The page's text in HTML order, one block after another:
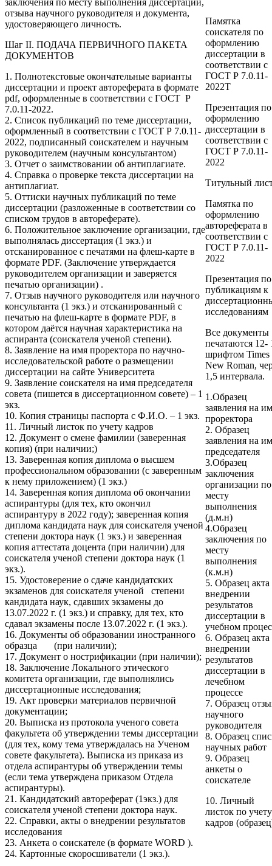
заключения по месту выполнения диссертации,
отзыва научного руководителя и документа,
удостоверяющего личность.
Шаг II. ПОДАЧА ПЕРВИЧНОГО ПАКЕТА
ДОКУМЕНТОВ
1. Полнотекстовые окончательные варианты
диссертации и проект автореферата в формате
pdf, оформленные в соответствии с ГОСТ Р
7.0.11-2022.
2. Список публикаций по теме диссертации,
оформленный в соответствии с ГОСТ Р 7.0.11-
2022, подписанный соискателем и научным
руководителем (научным консультантом)
3. Отчет о заимствовании об антиплагиате.
4. Справка о проверке текста диссертации на
антиплагиат.
5. Оттиски научных публикаций по теме
диссертации (разложенные в соответствии со
списком трудов в автореферате).
6. Положительное заключение организации, где
выполнялась диссертация (1 экз.) и
отсканированное с печатями на флеш-карте в
формате PDF. (Заключение утверждается
руководителем организации и заверяется
печатью организации) .
7. Отзыв научного руководителя или научного
консультанта (1 экз.) и отсканированный с
печатью на флеш-карте в формате PDF, в
котором даётся научная характеристика на
аспиранта (соискателя ученой степени).
8. Заявление на имя проректора по научно-
исследовательской работе о размещении
диссертации на сайте Университета
9. Заявление соискателя на имя председателя
совета (пишется в диссертационном совете) – 1
экз.
10. Копия страницы паспорта с Ф.И.О. – 1 экз.
11. Личный листок по учету кадров
12. Документ о смене фамилии (заверенная
копия) (при наличии;)
13. Заверенная копия диплома о высшем
профессиональном образовании (с заверенным
к нему приложением) (1 экз.)
14. Заверенная копия диплома об окончании
аспирантуры (для тех, кто окончил
аспирантуру в 2022 году); заверенная копия
диплома кандидата наук для соискателя ученой
степени доктора наук (1 экз.) и заверенная
копия аттестата доцента (при наличии) для
соискателя ученой степени доктора наук (1
экз.).
15. Удостоверение о сдаче кандидатских
экзаменов для соискателя ученой степени
кандидата наук, сдавших экзамены до
13.07.2022 г. (1 экз.) и справку, для тех, кто
сдавал экзамены после 13.07.2022 г. (1 экз.).
16. Документы об образовании иностранного
образца (при наличии);
17. Документ о нострификации (при наличии);
18. Заключение Локального этического
комитета организации, где выполнялись
диссертационные исследования;
19. Акт проверки материалов первичной
документации;
20. Выписка из протокола ученого совета
факультета об утверждении темы диссертации
(для тех, кому тема утверждалась на Ученом
совете факультета). Выписка из приказа из
отдела аспирантуры об утверждении темы
(если тема утверждена приказом Отдела
аспирантуры).
21. Кандидатский автореферат (1экз.) для
соискателя ученой степени доктора наук.
22. Справки, акты о внедрении результатов
исследования
23. Анкета о соискателе (в формате WORD ).
24. Картонные скоросшиватели (1 экз.).
Памятка
соискателя по
оформлению
диссертации в
соответствии с
ГОСТ Р 7.0.11-
2022Т
Презентация по
оформлению
диссертации в
соответствии с
ГОСТ Р 7.0.11-
2022
Титульный
Памятка по
оформлению
автореферата в
соответствии с
ГОСТ Р 7.0.11-
2022
Презентация по
публикациям к
исследованиям
Все документы
печатаются 12-
шрифтом Times
New Roman,
1,5 интервала.
1 .Образец
заявления на
проректора
2. Образец
заявления на
председателя
3.Образец
заключения
организации по
месту
выполнения
(д.м.н)
4.Образец
заключения по
месту
выполнения
(к.м.н)
5. Образец акта
внедрении
результатов
диссертации в
учебном
6. Образец акта
внедрении
результатов
диссертации в
лечебном
процессе
7. Образец
научного
руководителя
8. Образец
научных работ
9. Образец
анкеты о
соискателе
10. Личный
листок по учету
кадров